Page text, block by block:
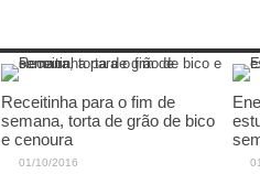
Receitinha para o fim de
semana, torta de grão de bico
e cenoura
01/10/2016